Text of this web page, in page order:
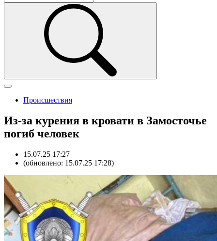
Происшествия
Из-за курения в кровати в Замосточье
погиб человек
15.07.25 17:27
(обновлено: 15.07.25 17:28)